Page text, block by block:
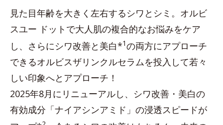
見た目年齢を大きく左右するシワとシミ。オルビ
スユー ドットで大人肌の複合的なお悩みをケア
し、さらにシワ改善と美白*1の両方にアプローチ
できるオルビスザリンクルセラムを投入して若々
しい印象へとアプローチ！
2025年8月にリニューアルし、シワ改善・美白の
有効成分「ナイアシンアミド」の浸透スピードが